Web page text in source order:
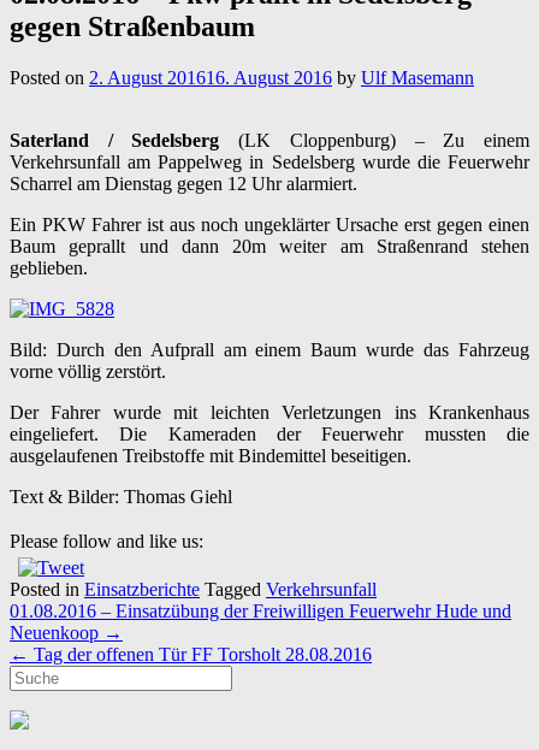
gegen Straßenbaum
Posted on 2. August 201616. August 2016 by Ulf Masemann
Saterland / Sedelsberg (LK Cloppenburg) – Zu einem
Verkehrsunfall am Pappelweg in Sedelsberg wurde die Feuerwehr
Scharrel am Dienstag gegen 12 Uhr alarmiert.
Ein PKW Fahrer ist aus noch ungeklärter Ursache erst gegen einen
Baum geprallt und dann 20m weiter am Straßenrand stehen
geblieben.
Bild: Durch den Aufprall am einem Baum wurde das Fahrzeug
vorne völlig zerstört.
Der Fahrer wurde mit leichten Verletzungen ins Krankenhaus
eingeliefert. Die Kameraden der Feuerwehr mussten die
ausgelaufenen Treibstoffe mit Bindemittel beseitigen.
Text & Bilder: Thomas Giehl
Please follow and like us:
Posted in Einsatzberichte Tagged Verkehrsunfall
Post
navigation
01.08.2016 – Einsatzübung der Freiwilligen Feuerwehr Hude und
Neuenkoop →
← Tag der offenen Tür FF Torsholt 28.08.2016